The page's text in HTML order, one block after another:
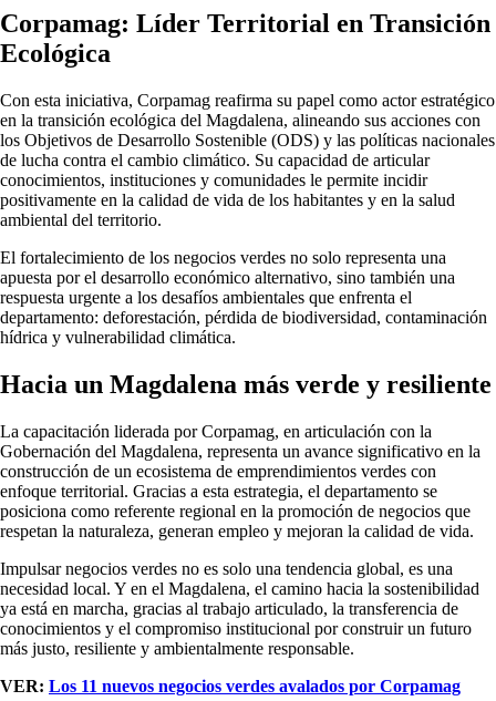
Corpamag: Líder Territorial en Transición
Ecológica
Con esta iniciativa, Corpamag reafirma su papel como actor estratégico
en la transición ecológica del Magdalena, alineando sus acciones con
los Objetivos de Desarrollo Sostenible (ODS) y las políticas nacionales
de lucha contra el cambio climático. Su capacidad de articular
conocimientos, instituciones y comunidades le permite incidir
positivamente en la calidad de vida de los habitantes y en la salud
ambiental del territorio.
El fortalecimiento de los negocios verdes no solo representa una
apuesta por el desarrollo económico alternativo, sino también una
respuesta urgente a los desafíos ambientales que enfrenta el
departamento: deforestación, pérdida de biodiversidad, contaminación
hídrica y vulnerabilidad climática.
Hacia un Magdalena más verde y resiliente
La capacitación liderada por Corpamag, en articulación con la
Gobernación del Magdalena, representa un avance significativo en la
construcción de un ecosistema de emprendimientos verdes con
enfoque territorial. Gracias a esta estrategia, el departamento se
posiciona como referente regional en la promoción de negocios que
respetan la naturaleza, generan empleo y mejoran la calidad de vida.
Impulsar negocios verdes no es solo una tendencia global, es una
necesidad local. Y en el Magdalena, el camino hacia la sostenibilidad
ya está en marcha, gracias al trabajo articulado, la transferencia de
conocimientos y el compromiso institucional por construir un futuro
más justo, resiliente y ambientalmente responsable.
VER: Los 11 nuevos negocios verdes avalados por Corpamag